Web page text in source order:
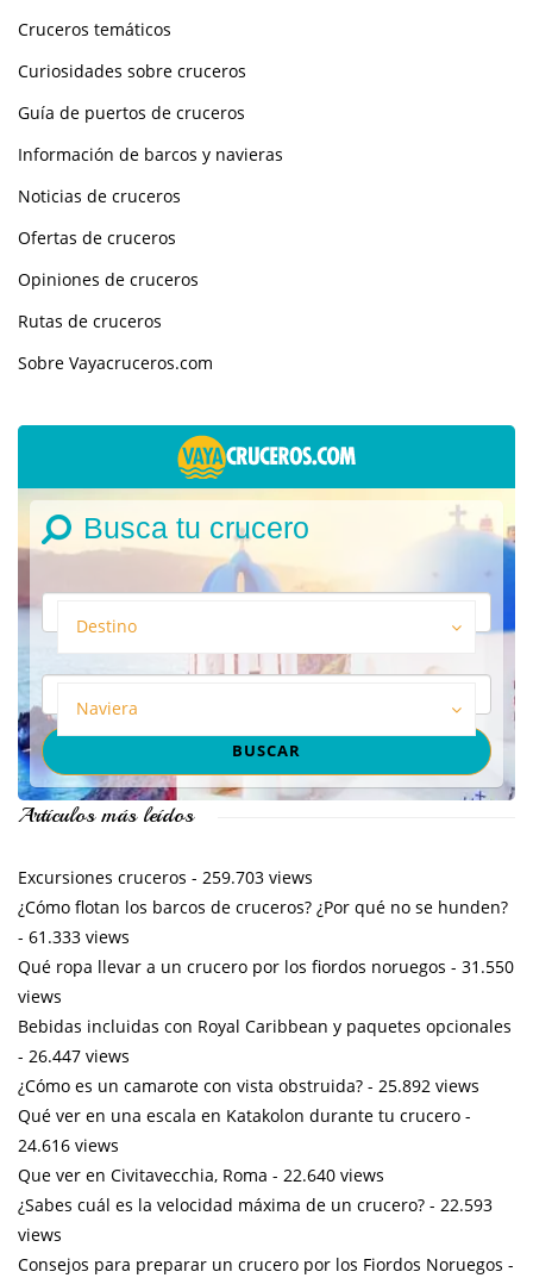
Cruceros temáticos
Curiosidades sobre cruceros
Guía de puertos de cruceros
Información de barcos y navieras
Noticias de cruceros
Ofertas de cruceros
Opiniones de cruceros
Rutas de cruceros
Sobre Vayacruceros.com
Busca tu crucero
Destino
Naviera
Artículos más leídos
Excursiones cruceros - 259.703 views
¿Cómo flotan los barcos de cruceros? ¿Por qué no se hunden?
- 61.333 views
Qué ropa llevar a un crucero por los fiordos noruegos - 31.550
views
Bebidas incluidas con Royal Caribbean y paquetes opcionales
- 26.447 views
¿Cómo es un camarote con vista obstruida? - 25.892 views
Qué ver en una escala en Katakolon durante tu crucero -
24.616 views
Que ver en Civitavecchia, Roma - 22.640 views
¿Sabes cuál es la velocidad máxima de un crucero? - 22.593
views
Consejos para preparar un crucero por los Fiordos Noruegos -